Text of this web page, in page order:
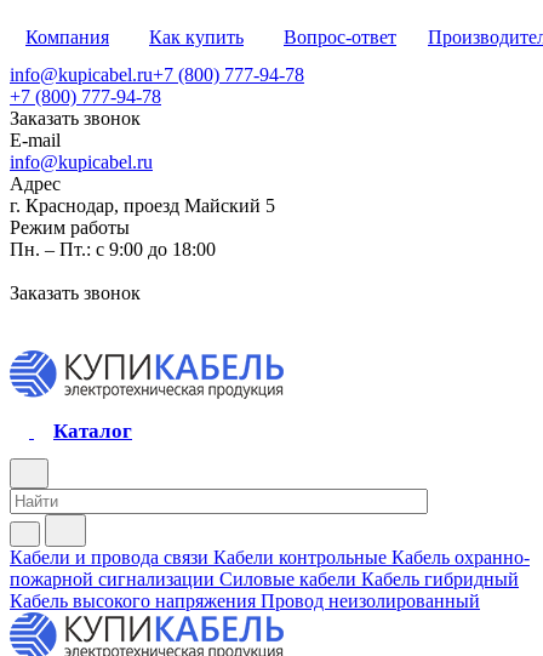
Компания Как купить Вопрос-ответ
info@kupicabel.ru+7 (800) 777-94-78
+7 (800) 777-94-78
Заказать звонок
E-mail
info@kupicabel.ru
Адрес
г. Краснодар, проезд Майский 5
Режим работы
Пн. – Пт.: с 9:00 до 18:00
Заказать звонок
Каталог
Кабели и провода связи Кабели контрольные Кабель охранно-
пожарной сигнализации Силовые кабели Кабель гибридный
Кабель высокого напряжения Провод неизолированный